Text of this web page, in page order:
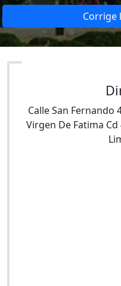
Corrige
Calle San Fernando
Virgen De Fatima